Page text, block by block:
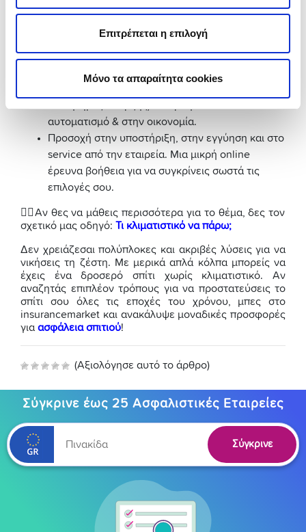
Επιτρέπεται η επιλογή
Μόνο τα απαραίτητα cookies
Πρόσεξε την ενεργειακή κλάση. Ένα φτηνό
σε ρεύμα από ένα λίγο ακριβότερο Α+++
Κοίτα το SEER (δείκτης εποχιακής ενεργειακής
απόδοσης): όσο μεγαλύτερο, τόσο πιο αποδοτικό.
αυτοματισμό & στην οικονομία.
Προσοχή στην υποστήριξη, στην εγγύηση και στο
service από την εταιρεία. Μια μικρή online
έρευνα βοήθεια για να συγκρίνεις σωστά τις
επιλογές σου.
👉🏼Αν θες να μάθεις περισσότερα για το θέμα, δες τον
σχετικό μας οδηγό: Τι κλιματιστικό να πάρω;
Δεν χρειάζεσαι πολύπλοκες και ακριβές λύσεις για να
νικήσεις τη ζέστη. Με μερικά απλά κόλπα μπορείς να
έχεις ένα δροσερό σπίτι χωρίς κλιματιστικό. Αν
αναζητάς επιπλέον τρόπους για να προστατεύσεις το
σπίτι σου όλες τις εποχές του χρόνου, μπες στο
insurancemarket και ανακάλυψε μοναδικές προσφορές
για ασφάλεια σπιτιού!
(Αξιολόγησε αυτό το άρθρο)
Σύγκρινε έως 25 Ασφαλιστικές Εταιρείες
Σύγκρινε